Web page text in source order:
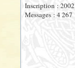
Inscription : 2002
Messages : 4 267